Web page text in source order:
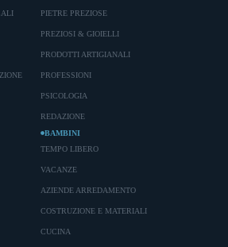
PIETRE PREZIOSE
PREZIOSI & GIOIELLI
PRODOTTI ARTIGIANALI
PROFESSIONI
PSICOLOGIA
REDAZIONE
BAMBINI
TEMPO LIBERO
VACANZE
AZIENDE ARREDAMENTO
COSTRUZIONE E MATERIALI
CUCINA